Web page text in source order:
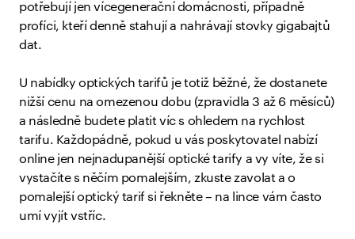
potřebují jen vícegenerační domácnosti, případně
profíci, kteří denně stahují a nahrávají stovky gigabajtů
dat.
U nabídky optických tarifů je totiž běžné, že dostanete
nižší cenu na omezenou dobu (zpravidla 3 až 6 měsíců)
a následně budete platit víc s ohledem na rychlost
tarifu. Každopádně, pokud u vás poskytovatel nabízí
online jen nejnadupanější optické tarify a vy víte, že si
vystačíte s něčím pomalejším, zkuste zavolat a o
pomalejší optický tarif si řekněte – na lince vám často
umí vyjít vstříc.